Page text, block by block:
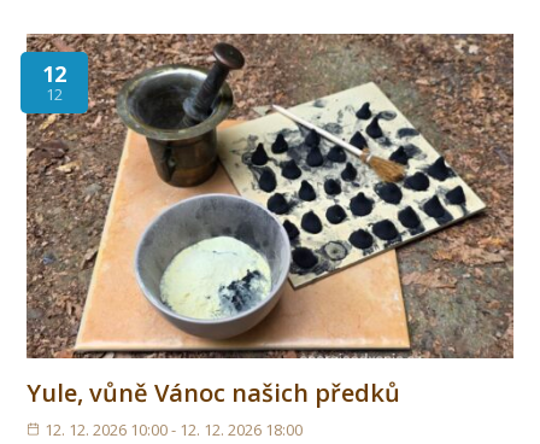
12
12
Yule, vůně Vánoc našich předků
12. 12. 2026 10:00 - 12. 12. 2026 18:00